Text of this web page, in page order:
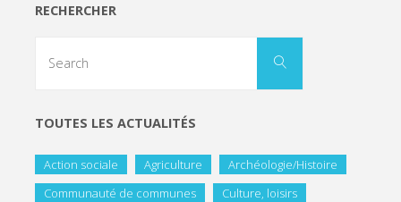
RECHERCHER
TOUTES LES ACTUALITÉS
Action sociale Agriculture
Archéologie/Histoire
Communauté de communes
Culture, loisirs